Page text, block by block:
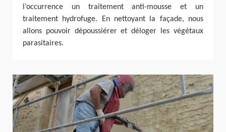
l’occurrence un traitement anti-mousse et un
traitement hydrofuge. En nettoyant la façade, nous
allons pouvoir dépoussiérer et déloger les végétaux
parasitaires.